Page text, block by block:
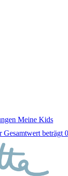
Meine Kids
beträgt